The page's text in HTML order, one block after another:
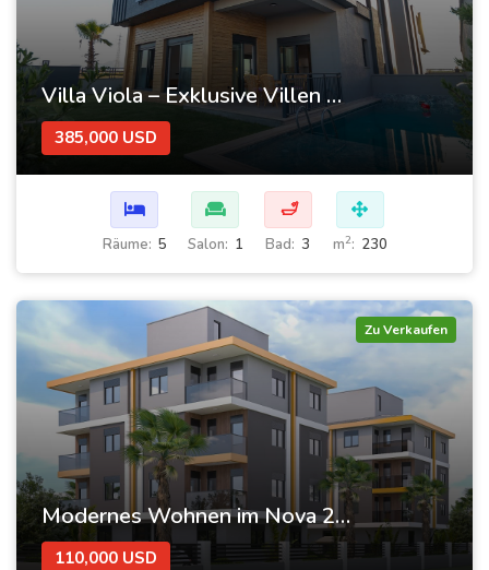
Villa Viola – Exklusive Villen mit Pool und Garten
385,000 USD
Räume: 5 Salon: 1
🛁
Bad: 3 m2: 230
Zu Verkaufen
Modernes Wohnen im Nova 2 – Ihre neue Wohnung wartet!
110,000 USD